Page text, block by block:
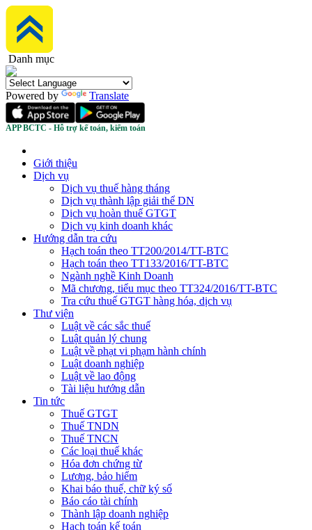
Danh mục
Powered by Translate
APP BCTC - Hỗ trợ kế toán, kiểm toán
Giới thiệu
Dịch vụ
Dịch vụ thuế hàng tháng
Dịch vụ thành lập giải thể DN
Dịch vụ hoàn thuế GTGT
Dịch vụ kinh doanh khác
Hướng dẫn tra cứu
Hạch toán theo TT200/2014/TT-BTC
Hạch toán theo TT133/2016/TT-BTC
Ngành nghề Kinh Doanh
Mã chương, tiểu mục theo TT324/2016/TT-BTC
Tra cứu thuế GTGT hàng hóa, dịch vụ
Thư viện
Luật về các sắc thuế
Luật quản lý chung
Luật về phạt vi phạm hành chính
Luật doanh nghiệp
Luật về lao động
Tài liệu hướng dẫn
Tin tức
Thuế GTGT
Thuế TNDN
Thuế TNCN
Các loại thuế khác
Hóa đơn chứng từ
Lương, bảo hiểm
Khai báo thuế, chữ ký số
Báo cáo tài chính
Thành lập doanh nghiệp
Hạch toán kế toán